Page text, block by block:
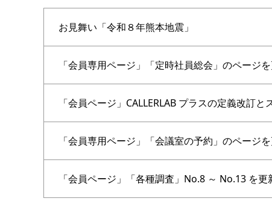
お見舞い「令和８年熊本地震」
「会員専用ページ」「定時社員総会」のページ
「会員ページ」CALLERLAB プラスの定義改訂
「会員専用ページ」「会議室の予約」のページ
「会員ページ」「各種調査」No.8 ～ No.13 を更